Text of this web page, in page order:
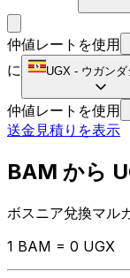
仲値レートを使用
に
UGX - ウガン
仲値レートを使用
送金見積りを表示
BAM から
ボスニア兌換マル
1 BAM = 0 UGX